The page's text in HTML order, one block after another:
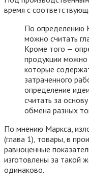
время с
По определению
можно считать
Кроме того —
продукции можно
которые
затраченного
определение
считать за
обмена разных
По мнению Маркса,
(глава 1), товары, в
равноценные
изготовлены за такой
одинаково.